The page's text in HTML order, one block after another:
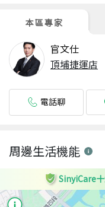
本區專家
官文仕
頂埔捷運店
電話聊
周邊生活機能
SinyiCare